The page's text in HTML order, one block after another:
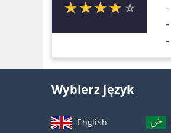
☆☆☆☆ ☆
★★★★ ★
Wybierz język
English